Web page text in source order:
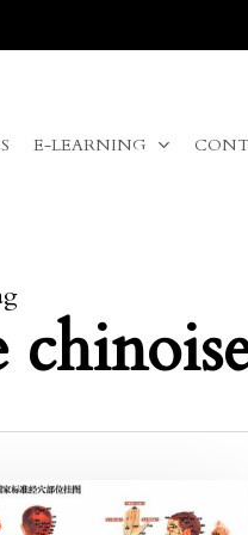
E-LEARNING